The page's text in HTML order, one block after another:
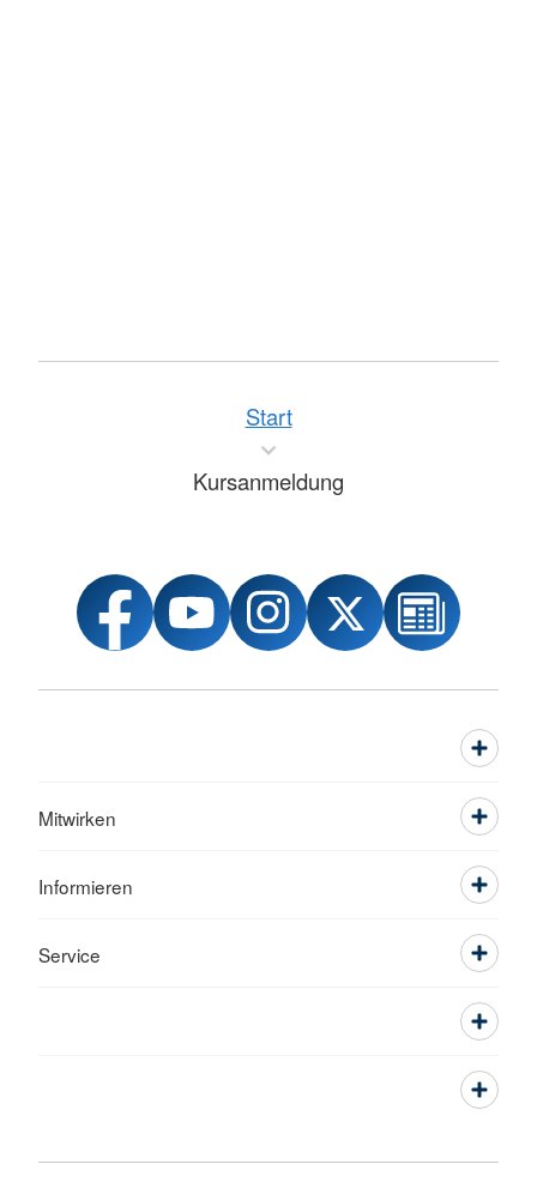
Start
Kursanmeldung
Mitwirken
Informieren
Service